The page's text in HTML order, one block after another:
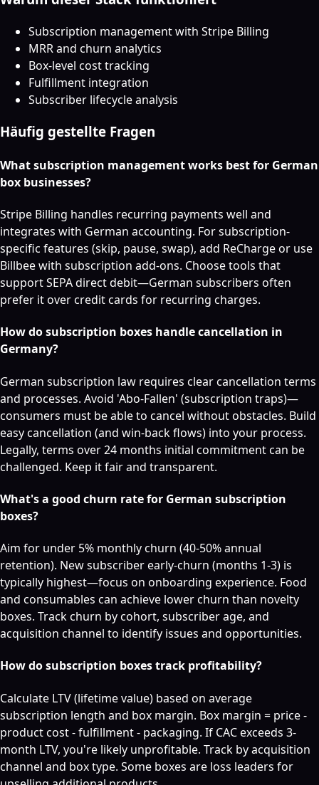
Subscription management with Stripe Billing
MRR and churn analytics
Box-level cost tracking
Fulfillment integration
Subscriber lifecycle analysis
Häufig gestellte Fragen
What subscription management works best for German
box businesses?
Stripe Billing handles recurring payments well and
integrates with German accounting. For subscription-
specific features (skip, pause, swap), add ReCharge or use
Billbee with subscription add-ons. Choose tools that
support SEPA direct debit—German subscribers often
prefer it over credit cards for recurring charges.
How do subscription boxes handle cancellation in
Germany?
German subscription law requires clear cancellation terms
and processes. Avoid 'Abo-Fallen' (subscription traps)—
consumers must be able to cancel without obstacles. Build
easy cancellation (and win-back flows) into your process.
Legally, terms over 24 months initial commitment can be
challenged. Keep it fair and transparent.
What's a good churn rate for German subscription
boxes?
Aim for under 5% monthly churn (40-50% annual
retention). New subscriber early-churn (months 1-3) is
typically highest—focus on onboarding experience. Food
and consumables can achieve lower churn than novelty
boxes. Track churn by cohort, subscriber age, and
acquisition channel to identify issues and opportunities.
How do subscription boxes track profitability?
Calculate LTV (lifetime value) based on average
subscription length and box margin. Box margin = price -
product cost - fulfillment - packaging. If CAC exceeds 3-
month LTV, you're likely unprofitable. Track by acquisition
channel and box type. Some boxes are loss leaders for